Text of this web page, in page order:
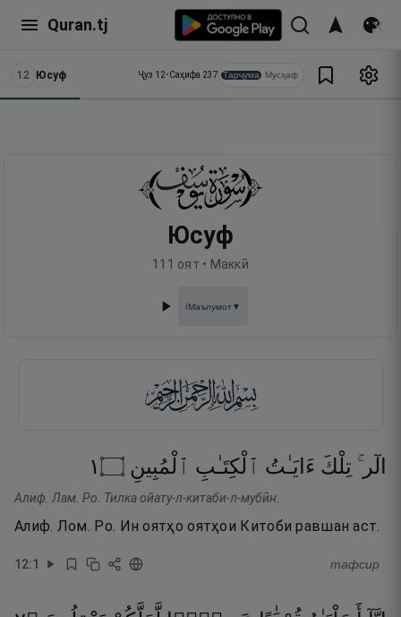
Quran.tj
12 Юсуф Ҷуз 12•Саҳифа 237 Тарҷума Мусҳаф
Юсуф
111 оят • Маккӣ
ℹ️Маълумот▼
الٓر ۚ تِلْكَ ءَايَـٰتُ ٱلْكِتَـٰبِ ٱلْمُبِينِ ۝١
Алиф. Лам. Ро. Тилка ойату-л-китаби-л-мубӣн.
Алиф. Лом. Ро. Ин оятҳо оятҳои Китоби равшан аст.
12:1 тафсир